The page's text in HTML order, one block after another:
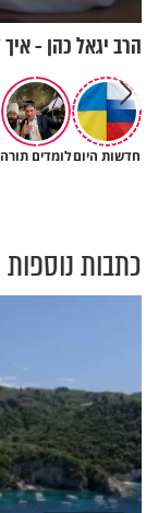
הרב יגאל כהן - איך
חדשות היוםלומדים תורה
במבט לאחור -
כתבות נוספות